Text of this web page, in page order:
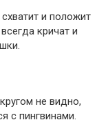
и положит
кричат и
не видно,
с пингвинами.